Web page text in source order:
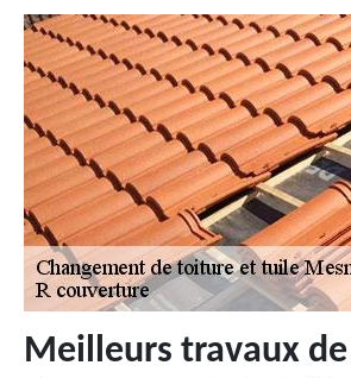
Meilleurs travaux de